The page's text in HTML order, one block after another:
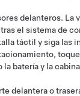
delanteros. La
el sistema de
táctil y siga las
toque
batería y la
delantera o